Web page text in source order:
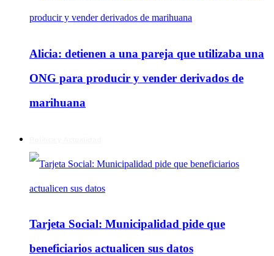
Alicia: detienen a una pareja que utilizaba una
ONG para producir y vender derivados de
marihuana
Tarjeta Social: Municipalidad pide que
beneficiarios actualicen sus datos